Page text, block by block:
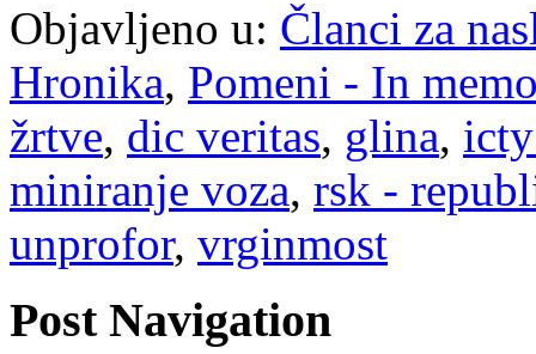
Objavljeno u: Članci za
Hronika, Pomeni - In
žrtve, dic veritas, glina,
miniranje voza, rsk -
unprofor, vrginmost
Post Navigation